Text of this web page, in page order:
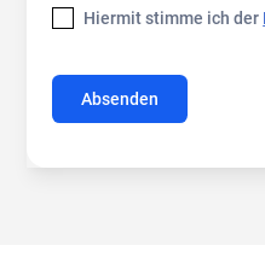
Hiermit stimme ich der